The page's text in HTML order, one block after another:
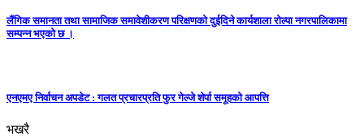
लैंगिक समानता तथा सामाजिक समावेशीकरण परिक्षणकाे दुईदिने कार्यशाला राेल्पा नगरपालिकामा
सम्पन्न भएको छ ।
एनएमए निर्वाचन अपडेट : गलत प्रचारप्रति फुर गेल्जे शेर्पा समूहको आपत्ति
भखरै